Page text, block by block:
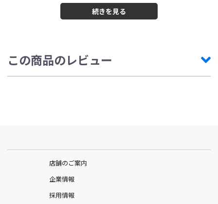
*クエン酸サイクルとは
食事で摂った栄養分の一部は消化の過程で、ピルビン酸となって
「クエン酸サイクル」へ取り込まれます。この時「クエン酸サイ
○おすすめシーン
・スポーツ中の水分補給に！
・日頃の健康維持やダイエット中の水分補給に！
この商品のレビュー
店舗のご案内
企業情報
採用情報